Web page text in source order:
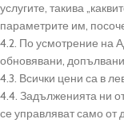
услугите, такива
параметрите им,
4.2. По усмотрение на
обновявани,
4.3. Всички цени са в
4.4. Задълженията ни
се управляват само от